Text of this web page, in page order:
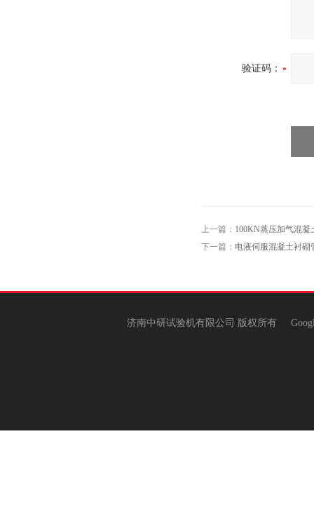
验证码：
上一篇： 100KN蒸压加气混凝
下一篇： 电液伺服混凝土衬砌
济南中研试验机有限公司 版权所有